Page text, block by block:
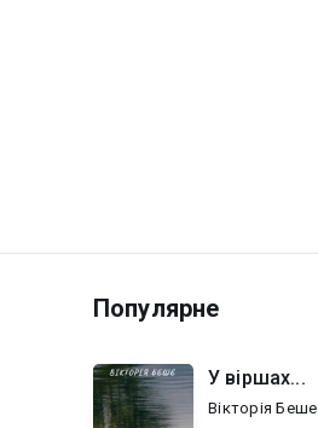
Популярне
У віршах...
Вікторія Беше